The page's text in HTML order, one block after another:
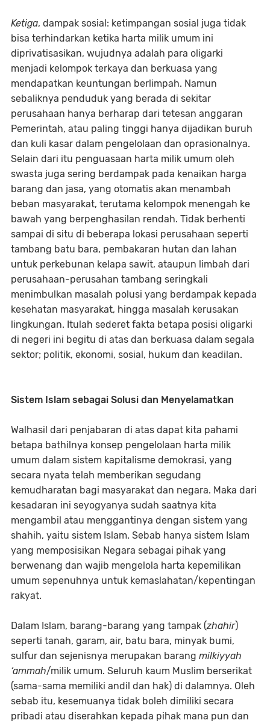
Ketiga, dampak sosial: ketimpangan sosial juga tidak
bisa terhindarkan ketika harta milik umum ini
diprivatisasikan, wujudnya adalah para oligarki
menjadi kelompok terkaya dan berkuasa yang
mendapatkan keuntungan berlimpah. Namun
sebaliknya penduduk yang berada di sekitar
perusahaan hanya berharap dari tetesan anggaran
Pemerintah, atau paling tinggi hanya dijadikan buruh
dan kuli kasar dalam pengelolaan dan oprasionalnya.
Selain dari itu penguasaan harta milik umum oleh
swasta juga sering berdampak pada kenaikan harga
barang dan jasa, yang otomatis akan menambah
beban masyarakat, terutama kelompok menengah ke
bawah yang berpenghasilan rendah. Tidak berhenti
sampai di situ di beberapa lokasi perusahaan seperti
tambang batu bara, pembakaran hutan dan lahan
untuk perkebunan kelapa sawit, ataupun limbah dari
perusahaan-perusahan tambang seringkali
menimbulkan masalah polusi yang berdampak kepada
kesehatan masyarakat, hingga masalah kerusakan
lingkungan. Itulah sederet fakta betapa posisi oligarki
di negeri ini begitu di atas dan berkuasa dalam segala
sektor; politik, ekonomi, sosial, hukum dan keadilan.
Sistem Islam sebagai Solusi dan Menyelamatkan
Walhasil dari penjabaran di atas dapat kita pahami
betapa bathilnya konsep pengelolaan harta milik
umum dalam sistem kapitalisme demokrasi, yang
secara nyata telah memberikan segudang
kemudharatan bagi masyarakat dan negara. Maka dari
kesadaran ini seyogyanya sudah saatnya kita
mengambil atau menggantinya dengan sistem yang
shahih, yaitu sistem Islam. Sebab hanya sistem Islam
yang memposisikan Negara sebagai pihak yang
berwenang dan wajib mengelola harta kepemilikan
umum sepenuhnya untuk kemaslahatan/kepentingan
rakyat.
Dalam Islam, barang-barang yang tampak (zhahir)
seperti tanah, garam, air, batu bara, minyak bumi,
sulfur dan sejenisnya merupakan barang milkiyyah
‘ammah/milik umum. Seluruh kaum Muslim berserikat
(sama-sama memiliki andil dan hak) di dalamnya. Oleh
sebab itu, kesemuanya tidak boleh dimiliki secara
pribadi atau diserahkan kepada pihak mana pun dan